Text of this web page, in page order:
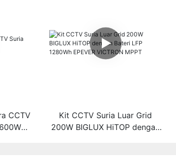
CCTV
Kit CCTV Suria Luar Grid
200W BIGLUX HiTOP dengan